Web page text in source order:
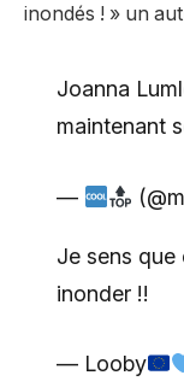
inondés ! » un
Joanna
maintenant
—
Je sens
inonder !!
— Looby